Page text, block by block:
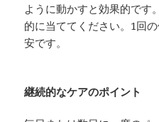
ように動かすと効果的です
的に当ててください。1回
安です。
継続的なケアのポイント